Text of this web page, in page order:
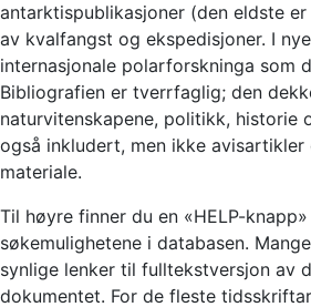
antarktispublikasjoner (den eldste
av kvalfangst og ekspedisjoner. I
internasjonale polarforskninga som
Bibliografien er tverrfaglig; den
naturvitenskapene, politikk, historie
også inkludert, men ikke avisartikler
materiale.
Til høyre finner du en «HELP-
søkemulighetene i databasen.
synlige lenker til fulltekstversjon av
dokumentet. For de fleste